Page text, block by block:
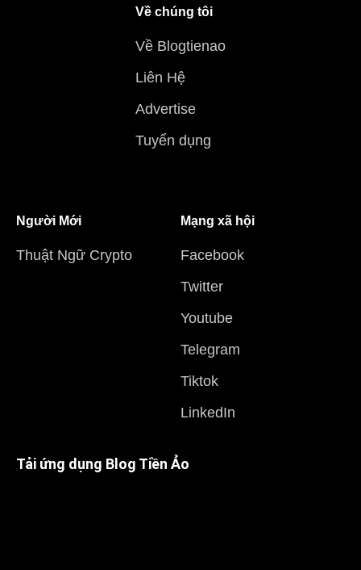
Về chúng tôi
Về Blogtienao
Liên Hệ
Advertise
Tuyển dụng
Người Mới
Thuật Ngữ Crypto
Mạng xã hội
Facebook
Twitter
Youtube
Telegram
Tiktok
LinkedIn
Tải ứng dụng Blog Tiền Ảo